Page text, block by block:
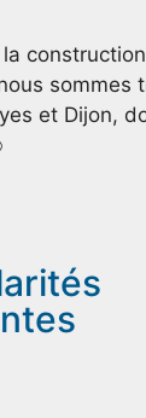
sommes
et Dijon,